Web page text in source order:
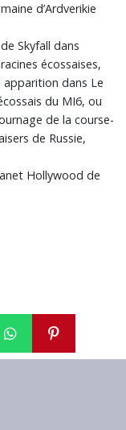
d’Ardverikie
Skyfall dans
écossaises,
apparition dans Le
du MI6, ou
de la course-
de Russie,
Hollywood de